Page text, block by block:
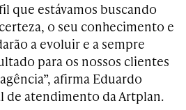
que estávamos buscando
o seu conhecimento e
a evoluir e a sempre
para os nossos clientes
afirma Eduardo
de atendimento da Artplan.